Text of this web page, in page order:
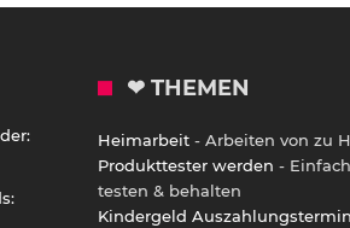
❤ THEMEN
Heimarbeit - Arbeiten von zu
Produkttester werden - Einfach
testen & behalten
Kindergeld